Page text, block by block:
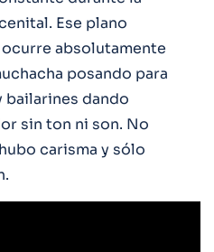
Ese plano
absolutamente
posando para
bailarines dando
sin ton ni son. No
carisma y sólo